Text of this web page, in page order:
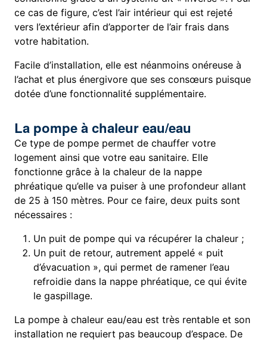
ce cas de figure, c’est l’air intérieur qui est rejeté
vers l’extérieur afin d’apporter de l’air frais dans
votre habitation.
Facile d’installation, elle est néanmoins onéreuse à
l’achat et plus énergivore que ses consœurs puisque
dotée d’une fonctionnalité supplémentaire.
La pompe à chaleur eau/eau
Ce type de pompe permet de chauffer votre
logement ainsi que votre eau sanitaire. Elle
fonctionne grâce à la chaleur de la nappe
phréatique qu’elle va puiser à une profondeur allant
de 25 à 150 mètres. Pour ce faire, deux puits sont
nécessaires :
Un puit de pompe qui va récupérer la chaleur ;
Un puit de retour, autrement appelé « puit
d’évacuation », qui permet de ramener l’eau
refroidie dans la nappe phréatique, ce qui évite
le gaspillage.
La pompe à chaleur eau/eau est très rentable et son
installation ne requiert pas beaucoup d’espace. De